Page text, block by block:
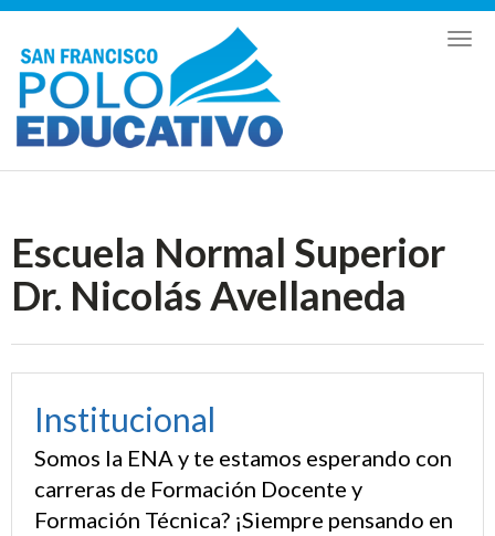
Toggle
Escuela Normal Superior
Dr. Nicolás Avellaneda
Institucional
Somos la ENA y te estamos esperando con
carreras de Formación Docente y
Formación Técnica? ¡Siempre pensando en